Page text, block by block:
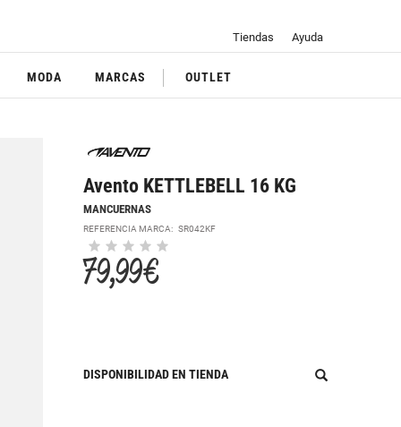
Tiendas Ayuda
MODA MARCAS OUTLET
Avento KETTLEBELL 16 KG
MANCUERNAS
REFERENCIA MARCA:SR042KF
79,99 €
DISPONIBILIDAD EN TIENDA